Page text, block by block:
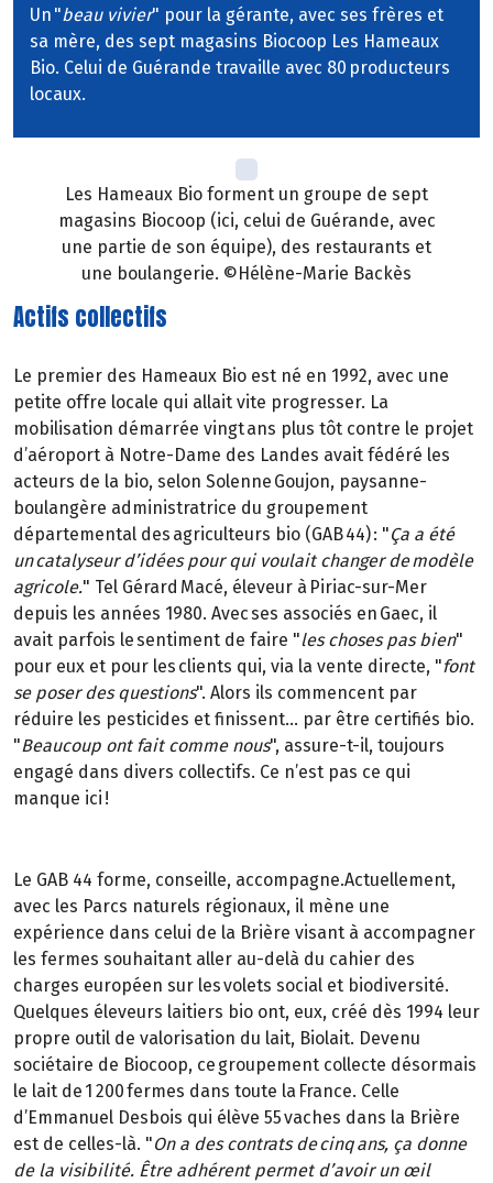
Un "beau vivier" pour la gérante, avec ses frères et
sa mère, des sept magasins Biocoop Les Hameaux
Bio. Celui de Guérande travaille avec 80 producteurs
locaux.
Les Hameaux Bio forment un groupe de sept
magasins Biocoop (ici, celui de Guérande, avec
une partie de son équipe), des restaurants et
une boulangerie. ©Hélène-Marie Backès
Actifs collectifs
Le premier des Hameaux Bio est né en 1992, avec une
petite offre locale qui allait vite progresser. La
mobilisation démarrée vingt ans plus tôt contre le projet
d’aéroport à Notre-Dame des Landes avait fédéré les
acteurs de la bio, selon Solenne Goujon, paysanne-
boulangère administratrice du groupement
départemental des agriculteurs bio (GAB 44) : "Ça a été
un catalyseur d’idées pour qui voulait changer de modèle
agricole." Tel Gérard Macé, éleveur à Piriac-sur-Mer
depuis les années 1980. Avec ses associés en Gaec, il
avait parfois le sentiment de faire "les choses pas bien"
pour eux et pour les clients qui, via la vente directe, "font
se poser des questions". Alors ils commencent par
réduire les pesticides et finissent… par être certifiés bio.
"Beaucoup ont fait comme nous", assure-t-il, toujours
engagé dans divers collectifs. Ce n’est pas ce qui
manque ici !
Le GAB 44 forme, conseille, accompagne.Actuellement,
avec les Parcs naturels régionaux, il mène une
expérience dans celui de la Brière visant à accompagner
les fermes souhaitant aller au-delà du cahier des
charges européen sur les volets social et biodiversité.
Quelques éleveurs laitiers bio ont, eux, créé dès 1994 leur
propre outil de valorisation du lait, Biolait. Devenu
sociétaire de Biocoop, ce groupement collecte désormais
le lait de 1 200 fermes dans toute la France. Celle
d’Emmanuel Desbois qui élève 55 vaches dans la Brière
est de celles-là. "On a des contrats de cinq ans, ça donne
de la visibilité. Être adhérent permet d’avoir un œil